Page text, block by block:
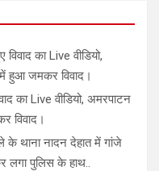
का Live वीडियो,
में हुआ जमकर विवाद।
का Live वीडियो, अमरपाटन
विवाद।
के थाना नादन देहात में गांजे
लगा पुलिस के हाथ..